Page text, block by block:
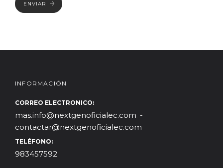
ENVIAR
INFORMACIÓN
CORREO ELECTRONICO:
mas.info@nextgenoficialec.com
contactar@nextgenoficialec.com
TELÉFONO:
983457592